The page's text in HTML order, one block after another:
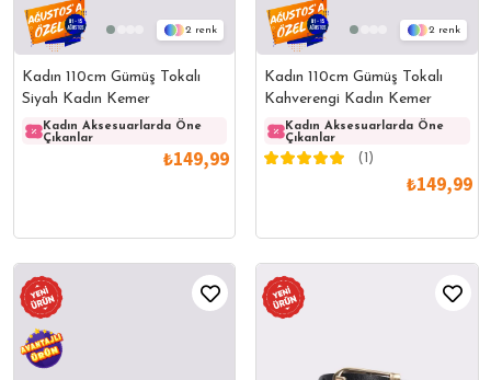
2
Kadın 110cm Gümüş Tokalı
Siyah Kadın Kemer
Kadın Aksesuarlarda Öne
Çıkanlar
Kadın Aksesuarlarda Öne
Çıkanlar
₺149,99
2
Kadın 110cm Gümüş Tokalı
Kahverengi Kadın Kemer
Kadın Aksesuarlarda Öne
Çıkanlar
(1)
₺149,99